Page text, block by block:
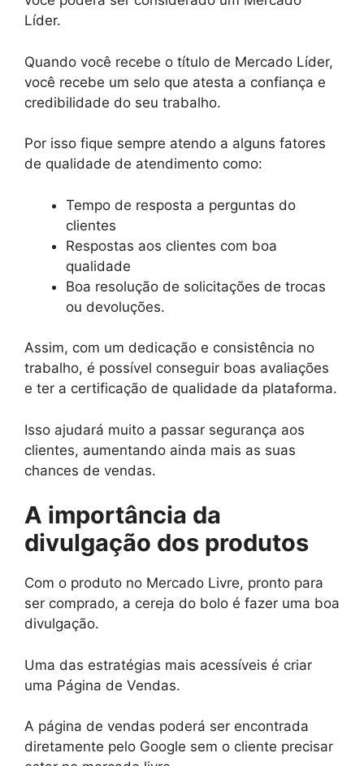
Líder.
Quando você recebe o título de Mercado Líder,
você recebe um selo que atesta a confiança e
credibilidade do seu trabalho.
Por isso fique sempre atendo a alguns fatores
de qualidade de atendimento como:
Tempo de resposta a perguntas do
clientes
Respostas aos clientes com boa
qualidade
Boa resolução de solicitações de trocas
ou devoluções.
Assim, com um dedicação e consistência no
trabalho, é possível conseguir boas avaliações
e ter a certificação de qualidade da plataforma.
Isso ajudará muito a passar segurança aos
clientes, aumentando ainda mais as suas
chances de vendas.
A importância da
divulgação dos produtos
Com o produto no Mercado Livre, pronto para
ser comprado, a cereja do bolo é fazer uma boa
divulgação.
Uma das estratégias mais acessíveis é criar
uma Página de Vendas.
A página de vendas poderá ser encontrada
diretamente pelo Google sem o cliente precisar